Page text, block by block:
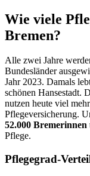
Wie viele
Bremen?
Alle zwei Jahre
Bundesländer
Jahr 2023. Damals
schönen Hansestadt.
nutzen heute viel
Pflegeversicherung.
52.000
Pflege.
Pflegegrad-